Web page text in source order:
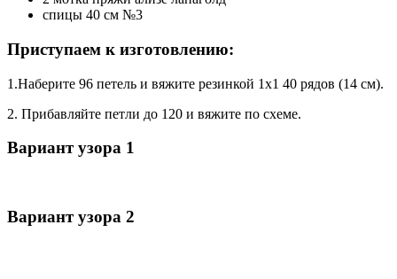
спицы 40 см №3
Приступаем к изготовлению:
1.Наберите 96 петель и вяжите резинкой 1х1 40 рядов (14 см).
2. Прибавляйте петли до 120 и вяжите по схеме.
Вариант узора 1
Вариант узора 2